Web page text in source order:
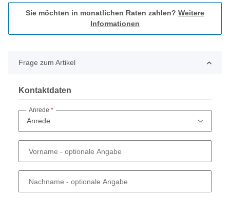
Sie möchten in monatlichen Raten zahlen? Weitere
Informationen
Frage zum Artikel
Kontaktdaten
Anrede
Vorname - optionale Angabe
Nachname - optionale Angabe